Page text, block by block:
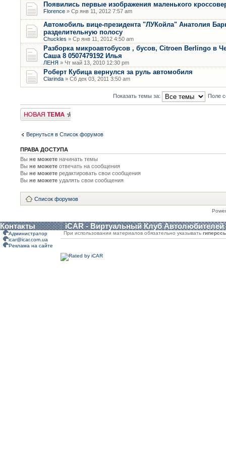
Появились первые изображения маленького
Florence » Ср янв 11, 2012 7:57 am
Автомобиль вице-президента "ЛУКойла" Анатолия
разделительную полосу
Chuckles » Ср янв 11, 2012 4:50 am
Разборка микроавтобусов , бусов, Citroen Berlingo в
Саша 8 0507479192 Илья
ЛЕНЯ » Чт май 13, 2010 12:30 pm
Роберт Кубица вернулся за руль автомобиля
Clarinda » Сб дек 03, 2011 3:50 am
Показать темы за: Поле
Новая тема
Вернуться в Список форумов
ПРАВА ДОСТУПА
Вы не можете начинать темы
Вы не можете отвечать на сообщения
Вы не можете редактировать свои сообщения
Вы не можете удалять свои сообщения
Список форумов
Контакты iCAR - Виртуальный Клуб Автолюбителей
Администратор
icar@icar.com.ua
Реклама на сайте
При использовании материалов обязательно указывать